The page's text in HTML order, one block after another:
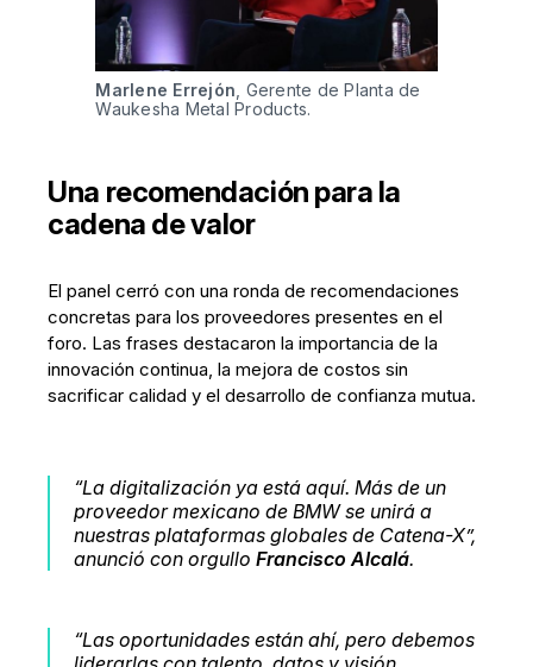
Marlene Errejón , Gerente de Planta de
Waukesha Metal Products.
Una recomendación para la
cadena de valor
El panel cerró con una ronda de recomendaciones
concretas para los proveedores presentes en el
foro. Las frases destacaron la importancia de la
innovación continua, la mejora de costos sin
sacrificar calidad y el desarrollo de confianza mutua.
“La digitalización ya está aquí. Más de un
proveedor mexicano de BMW se unirá a
nuestras plataformas globales de Catena-X”,
anunció con orgulloFrancisco Alcalá.
“Las oportunidades están ahí, pero debemos